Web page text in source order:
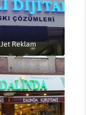
Jet Reklam